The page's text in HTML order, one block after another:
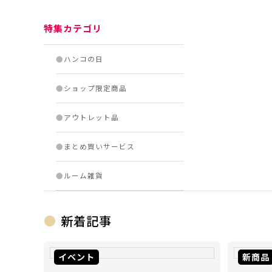
特集カテゴリ
●ハンコの日
●ショップ限定商品
●アウトレット品
● まとめ買いサービス
●ルーム雑貨
新着記事
イベント 新商品